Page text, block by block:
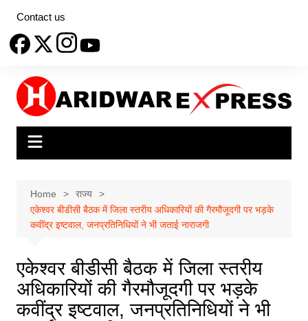
content
Contact us
Home
राज्य
एकेश्वर बीडीसी बैठक में जिला स्तरीय अधिकारियों की गैरमौजूदगी पर भड़के
कवींद्र इष्टवाल, जनप्रतिनिधियों ने भी जताई नाराजगी
एकेश्वर बीडीसी बैठक में जिला स्तरीय
अधिकारियों की गैरमौजूदगी पर भड़के
कवींद्र इष्टवाल, जनप्रतिनिधियों ने भी